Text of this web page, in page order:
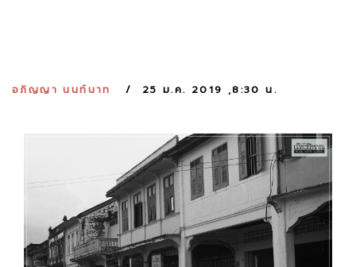
อภิญญา นนท์นาท 25 ม.ค. 2019 ,8:30 น.